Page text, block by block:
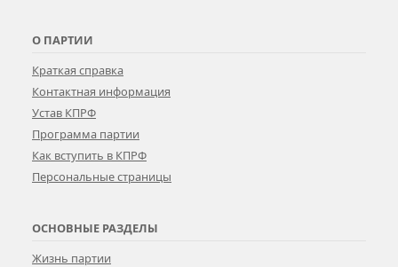
О ПАРТИИ
Краткая справка
Контактная информация
Устав КПРФ
Программа партии
Как вступить в КПРФ
Персональные страницы
ОСНОВНЫЕ РАЗДЕЛЫ
Жизнь партии